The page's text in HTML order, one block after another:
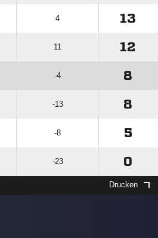
4 13
11 12
-4 8
-13 8
-8 5
-23 0
Drucken